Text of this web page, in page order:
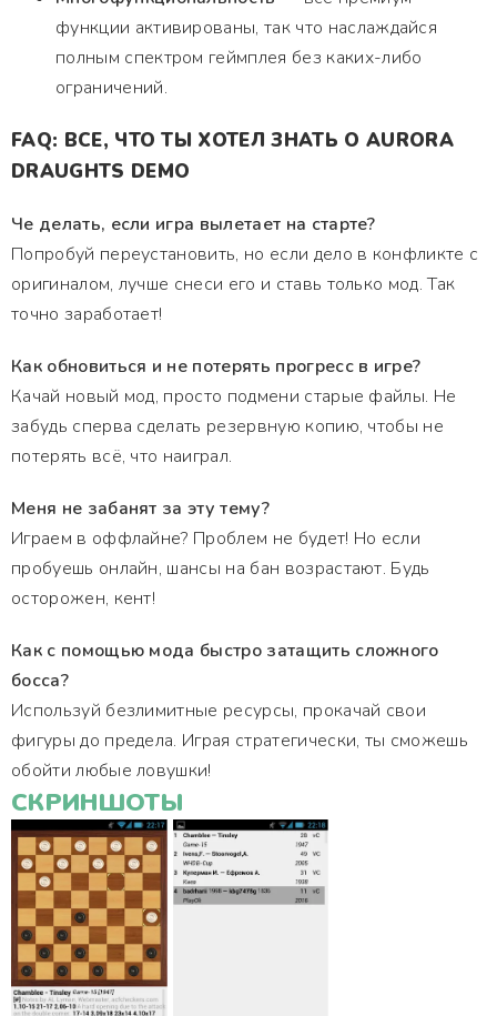
функции активированы, так что наслаждайся
полным спектром геймплея без каких-либо
ограничений.
FAQ: ВСЕ, ЧТО ТЫ ХОТЕЛ ЗНАТЬ О AURORA
DRAUGHTS DEMO
Че делать, если игра вылетает на старте?
Попробуй переустановить, но если дело в конфликте с
оригиналом, лучше снеси его и ставь только мод. Так
точно заработает!
Как обновиться и не потерять прогресс в игре?
Качай новый мод, просто подмени старые файлы. Не
забудь сперва сделать резервную копию, чтобы не
потерять всё, что наиграл.
Меня не забанят за эту тему?
Играем в оффлайне? Проблем не будет! Но если
пробуешь онлайн, шансы на бан возрастают. Будь
осторожен, кент!
Как с помощью мода быстро затащить сложного
босса?
Используй безлимитные ресурсы, прокачай свои
фигуры до предела. Играя стратегически, ты сможешь
обойти любые ловушки!
СКРИНШОТЫ